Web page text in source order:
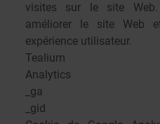
visites sur le site
améliorer le site Web
expérience utilisateur.
Tealium
Analytics
_ga
_gid